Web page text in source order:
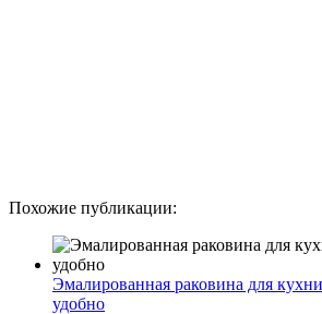
Похожие публикации:
Эмалированная раковина для
удобно